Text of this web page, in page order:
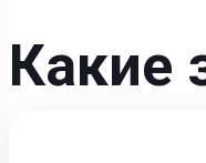
Какие